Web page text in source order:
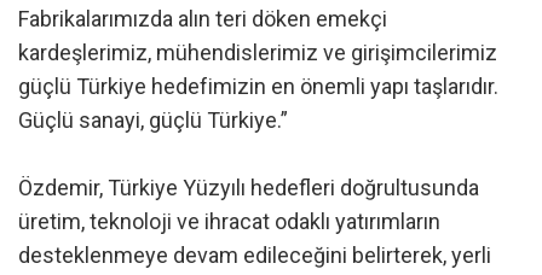
Fabrikalarımızda alın teri döken emekçi
kardeşlerimiz, mühendislerimiz ve girişimcilerimiz
güçlü Türkiye hedefimizin en önemli yapı taşlarıdır.
Güçlü sanayi, güçlü Türkiye.”
Özdemir, Türkiye Yüzyılı hedefleri doğrultusunda
üretim, teknoloji ve ihracat odaklı yatırımların
desteklenmeye devam edileceğini belirterek, yerli